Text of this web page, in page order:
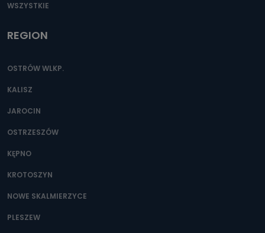
WSZYSTKIE
REGION
OSTRÓW WLKP.
KALISZ
JAROCIN
OSTRZESZÓW
KĘPNO
KROTOSZYN
NOWE SKALMIERZYCE
PLESZEW